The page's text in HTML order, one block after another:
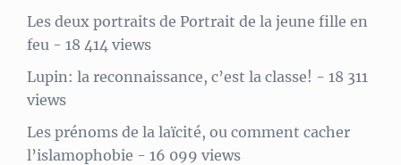
Les deux portraits de Portrait de la jeune fille en
feu - 18 414 views
Lupin: la reconnaissance, c’est la classe! - 18 311
views
Les prénoms de la laïcité, ou comment cacher
l’islamophobie - 16 099 views